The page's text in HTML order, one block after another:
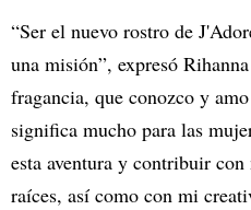
“Ser el nuevo rostro de
una misión”, expresó
fragancia, que conozco y
significa mucho para las
esta aventura y contribuir
raíces, así como con mi